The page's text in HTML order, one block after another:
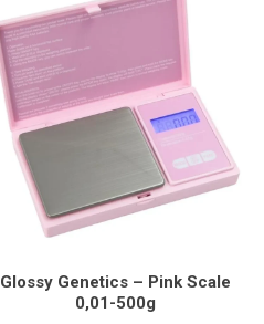
Glossy Genetics – Pink Scale
0,01-500g